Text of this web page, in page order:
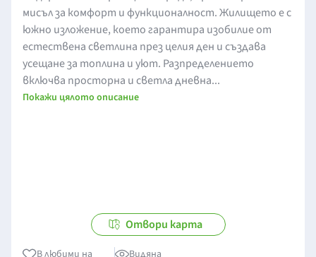
мисъл за комфорт и функционалност. Жилището е с
южно изложение, което гарантира изобилие от
естествена светлина през целия ден и създава
усещане за топлина и уют. Разпределението
включва просторна и светла дневна...
Покажи цялото описание
Отвори карта
В любими на Видяна